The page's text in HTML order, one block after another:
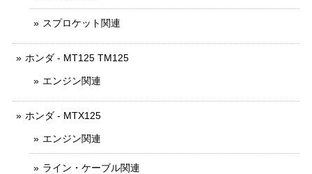
スプロケット関連
ホンダ - MT125 TM125
エンジン関連
ホンダ - MTX125
エンジン関連
ライン・ケーブル関連